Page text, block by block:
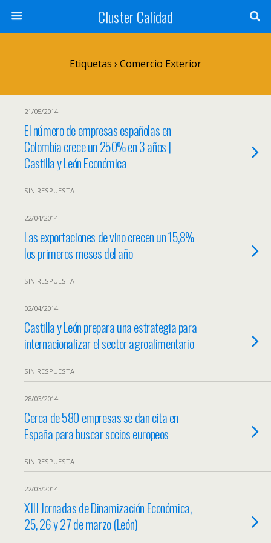
Cluster Calidad
Etiquetas › Comercio Exterior
21/05/2014
El número de empresas españolas en
Colombia crece un 250% en 3 años |
Castilla y León Económica
SIN RESPUESTA
22/04/2014
Las exportaciones de vino crecen un 15,8%
los primeros meses del año
SIN RESPUESTA
02/04/2014
Castilla y León prepara una estrategia para
internacionalizar el sector agroalimentario
SIN RESPUESTA
28/03/2014
Cerca de 580 empresas se dan cita en
España para buscar socios europeos
SIN RESPUESTA
22/03/2014
XIII Jornadas de Dinamización Económica,
25, 26 y 27 de marzo (León)